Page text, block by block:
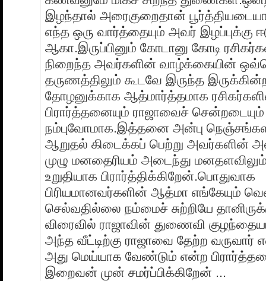
இழந்தால் அரைகுறைதான்
எந்த ஒரு வார்த்தையும் அவர் இழப்புக்கு
ஆகா.இருப்பினும் கோடானு கோடி
நிறைந்த அவர்களின் வாழ்க்கையின்
தருணத்திலும் கூடவே இருந்த
தோழனுக்காக ஆத்மார்த்தமாக
பிரார்த்தனையும் ராஜாவைச்
நம்புவோமாக.இத்தனை அன்பு
ஆறுதல் கிடைக்கப் பெற்று அவர்களின்
முழு மனதைரியம் அடைந்து
உறுதியாக பிரார்த்திக்கிறேன்.பொதுவாக
பிரியமானவர்களின் ஆத்மா எங்கேயும்
செல்வதில்லை நம்மைச் சுற்றியே
விரைவில் ராஜாவின் துணைவி
அந்த வீட்டிற்கு ராஜாவை தேற்ற வருவார்
அது மெய்யாக வேண்டும் என்ற
இறைவன் முன் சமர்ப்பிக்கிறேன் ...